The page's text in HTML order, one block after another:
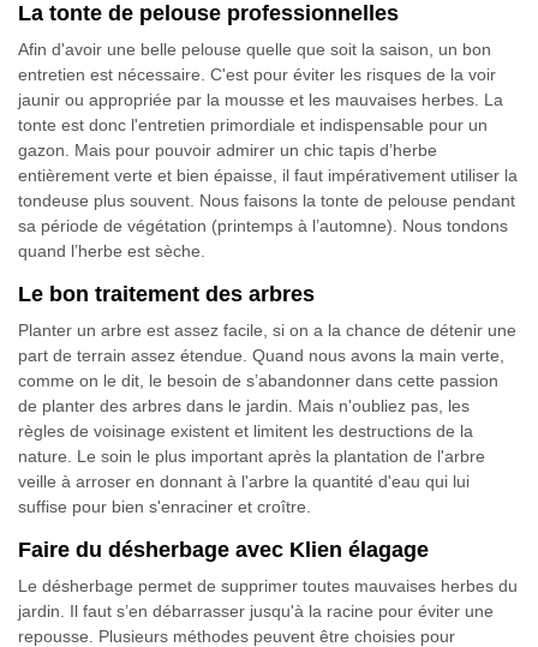
La tonte de pelouse professionnelles
Afin d'avoir une belle pelouse quelle que soit la saison, un bon
entretien est nécessaire. C'est pour éviter les risques de la voir
jaunir ou appropriée par la mousse et les mauvaises herbes. La
tonte est donc l'entretien primordiale et indispensable pour un
gazon. Mais pour pouvoir admirer un chic tapis d’herbe
entièrement verte et bien épaisse, il faut impérativement utiliser la
tondeuse plus souvent. Nous faisons la tonte de pelouse pendant
sa période de végétation (printemps à l’automne). Nous tondons
quand l’herbe est sèche.
Le bon traitement des arbres
Planter un arbre est assez facile, si on a la chance de détenir une
part de terrain assez étendue. Quand nous avons la main verte,
comme on le dit, le besoin de s’abandonner dans cette passion
de planter des arbres dans le jardin. Mais n'oubliez pas, les
règles de voisinage existent et limitent les destructions de la
nature. Le soin le plus important après la plantation de l'arbre
veille à arroser en donnant à l'arbre la quantité d'eau qui lui
suffise pour bien s'enraciner et croître.
Faire du désherbage avec Klien élagage
Le désherbage permet de supprimer toutes mauvaises herbes du
jardin. Il faut s’en débarrasser jusqu'à la racine pour éviter une
repousse. Plusieurs méthodes peuvent être choisies pour